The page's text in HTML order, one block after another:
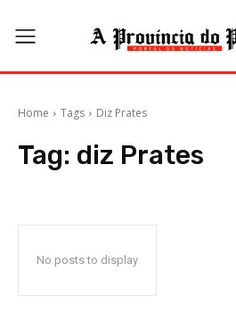
Home Tags Diz Prates
Tag: diz Prates
No posts to display